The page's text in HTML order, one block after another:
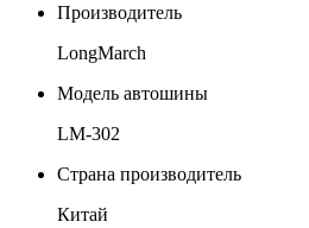
Производитель
LongMarch
Модель автошины
LM-302
Страна производитель
Китай